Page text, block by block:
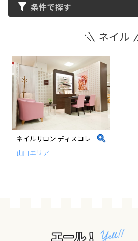
お得
新規登録の事業者の皆様
すでにご登録済み事業者の皆様
イベント情報の掲載はこちら
条件で探す
ネイル
ネイルサロン ディスコレ
山口エリア